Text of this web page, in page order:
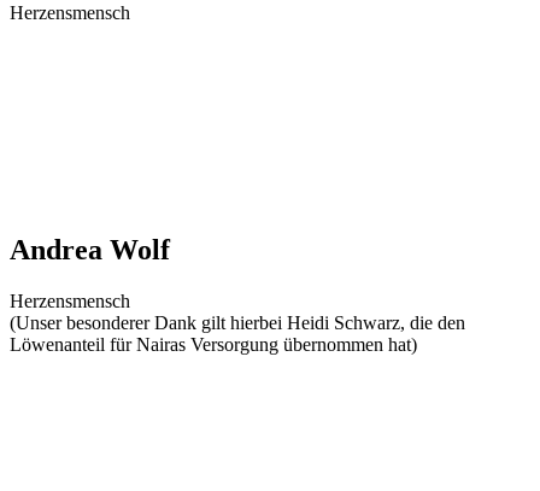
Herzensmensch
Andrea Wolf
Herzensmensch
(Unser besonderer Dank gilt hierbei Heidi Schwarz, die den
Löwenanteil für Nairas Versorgung übernommen hat)